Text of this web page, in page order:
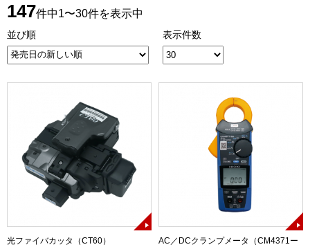
147件中1〜30件を表示中
並び順 表示件数
光ファイバカッタ（CT60）
AC／DCクランプメータ（CM4371ー